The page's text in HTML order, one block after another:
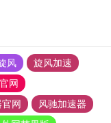
风
旋风加速
网
网
风驰加速器